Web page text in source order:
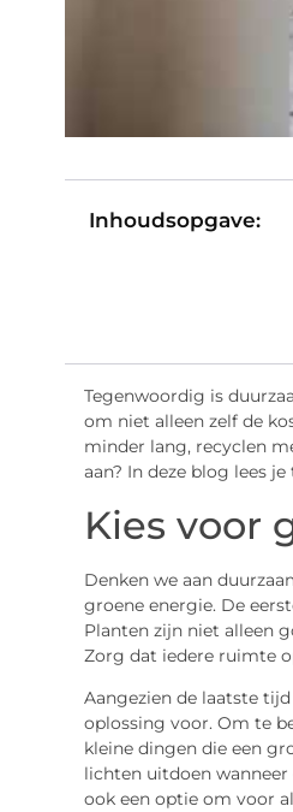
Inhoudsopgave:
Tegenwoordig is
om niet alleen zelf de
minder lang, recyclen
aan? In deze blog lees
Kies voor
Denken we aan
groene energie. De
Planten zijn niet alleen
Zorg dat iedere ruimte
Aangezien de laatste
oplossing voor. Om te
kleine dingen die een
lichten uitdoen wanneer
ook een optie om voor